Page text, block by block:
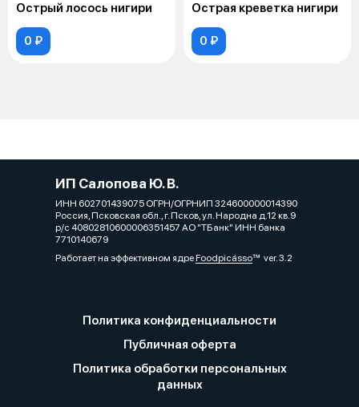
Острый лосось нигири
0 ₽
Острая креветка нигири
0 ₽
ИП Салопова Ю. В.
ИНН 602701439075 ОГРН/ОГРНИП 324600000014390
Россия, Псковская обл., г. Псков, ул. Народна д.12 кв.9
р/с 40802810600006351457 АО "ТБанк" ИНН банка
7710140679
Работает на эффективном ядреFoodpicássover. 3.2
Политика конфиденциальности
Публичная оферта
Политика обработки персональных
данных